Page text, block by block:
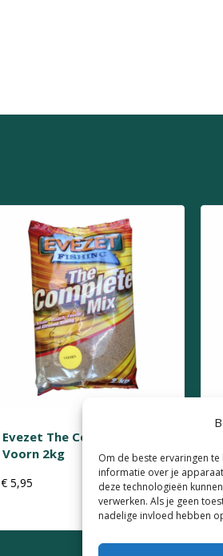
Om de beste ervaringen
informatie over je
deze technologieën
verwerken. Als je geen
nadelige invloed hebben
Evezet The Complete Mix
Voorn 2kg
€ 5,95